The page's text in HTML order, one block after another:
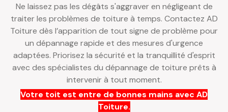
Ne laissez pas les dégâts s'aggraver en négligeant de
traiter les problèmes de toiture à temps. Contactez AD
Toiture dès l’apparition de tout signe de problème pour
un dépannage rapide et des mesures d'urgence
adaptées. Priorisez la sécurité et la tranquillité d'esprit
avec des spécialistes du dépannage de toiture prêts à
intervenir à tout moment.
Votre toit est entre de bonnes mains avec AD
Toiture.